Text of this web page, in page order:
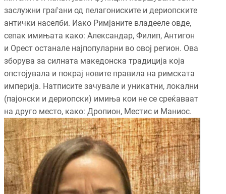
заслужни граѓани од пелагониските и дериопските
антички населби. Иако Римјаните владееле овде,
сепак имињата како: Александар, Филип, Антигон
и Орест останале најпопуларни во овој регион. Ова
зборува за силната македонска традиција која
опстојувала и покрај новите правила на римската
империја. Натписите зачувале и уникатни, локални
(пајонски и дериопски) имиња кои не се среќаваат
на друго место, како: Дропион, Местис и Маниос.